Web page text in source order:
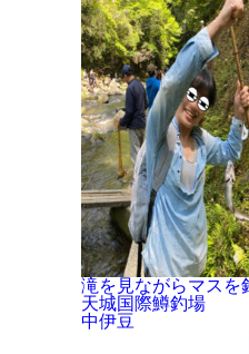
滝を見ながらマスを
天城国際鱒釣場
中伊豆